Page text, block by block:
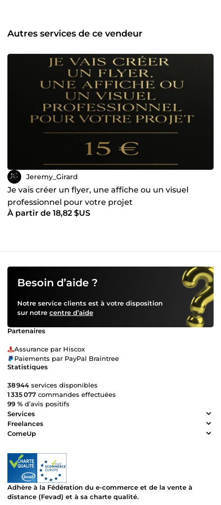
Autres services de ce vendeur
Jeremy_Girard
Je vais créer un flyer, une affiche ou un visuel
professionnel pour votre projet
À partir de 18,82 $US
Besoin d’aide ?
Notre service clients est à votre disposition
sur notre centre d’aide
Partenaires
Assurance par Hiscox
Paiements par PayPal Braintree
Statistiques
38 944 services disponibles
1 335 077 commandes effectuées
99 % d’avis positifs
Services
Freelances
ComeUp
Adhère à la Fédération du e-commerce et de la vente à
distance (Fevad) et à sa charte qualité.